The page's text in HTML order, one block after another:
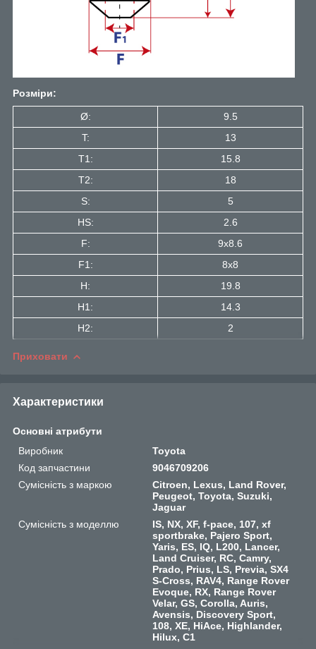
Розміри:
Ø:
9.5
T:
13
T1:
15.8
Т2:
18
S:
5
HS:
2.6
F:
9x8.6
F1:
8x8
H:
19.8
H1:
14.3
H2:
2
Приховати
Характеристики
Основні атрибути
Виробник
Toyota
Код запчастини
9046709206
Сумісність з маркою
Citroen, Lexus, Land Rover,
Peugeot, Toyota, Suzuki,
Jaguar
Сумісність з моделлю
IS, NX, XF, f-pace, 107, xf
sportbrake, Pajero Sport,
Yaris, ES, IQ, L200, Lancer,
Land Cruiser, RC, Camry,
Prado, Prius, LS, Previa, SX4
S-Cross, RAV4, Range Rover
Evoque, RX, Range Rover
Velar, GS, Corolla, Auris,
Avensis, Discovery Sport,
108, XE, HiAce, Highlander,
Hilux, C1